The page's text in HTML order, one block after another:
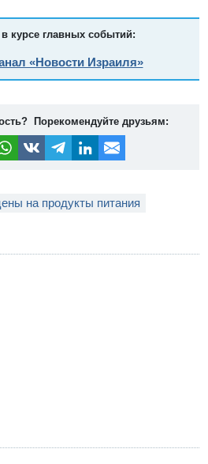
в курсе главных событий:
«Новости Израиля»
Порекомендуйте друзьям:
на продукты питания